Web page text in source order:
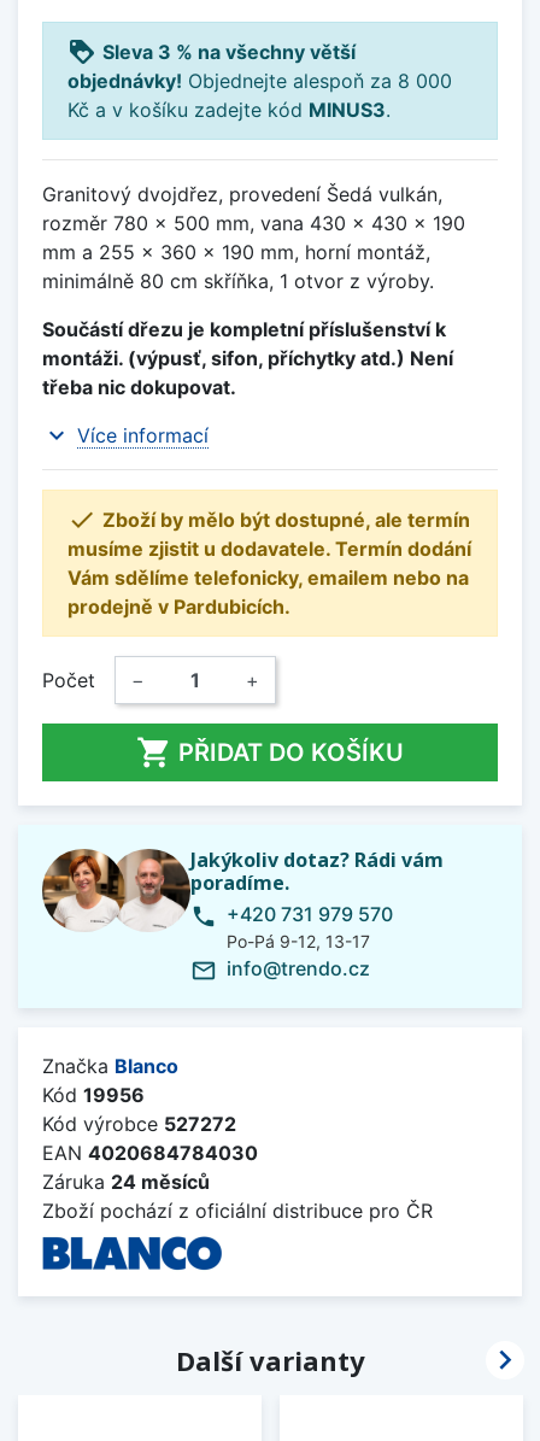
loyalty Sleva 3 % na všechny větší
objednávky! Objednejte alespoň za 8 000
Kč a v košíku zadejte kód MINUS3.
Granitový dvojdřez, provedení Šedá vulkán,
rozměr 780 x 500 mm, vana 430 x 430 x 190
mm a 255 x 360 x 190 mm, horní montáž,
minimálně 80 cm skříňka, 1 otvor z výroby.
Součástí dřezu je kompletní příslušenství k
montáži. (výpusť, sifon, příchytky atd.) Není
třeba nic dokupovat.
expand_more Více informací
 Zboží by mělo být dostupné, ale termín
musíme zjistit u dodavatele. Termín dodání
Vám sdělíme telefonicky, emailem nebo na
prodejně v Pardubicích.
Počet − +
 PŘIDAT DO KOŠÍKU
Jakýkoliv dotaz? Rádi vám
poradíme.
phone +420 731 979 570
Po-Pá 9-12, 13-17
mail_outline info@trendo.cz
Značka Blanco
Kód 19956
Kód výrobce 527272
EAN 4020684784030
Záruka 24 měsíců
Zboží pochází z oficiální distribuce pro ČR
Další varianty 